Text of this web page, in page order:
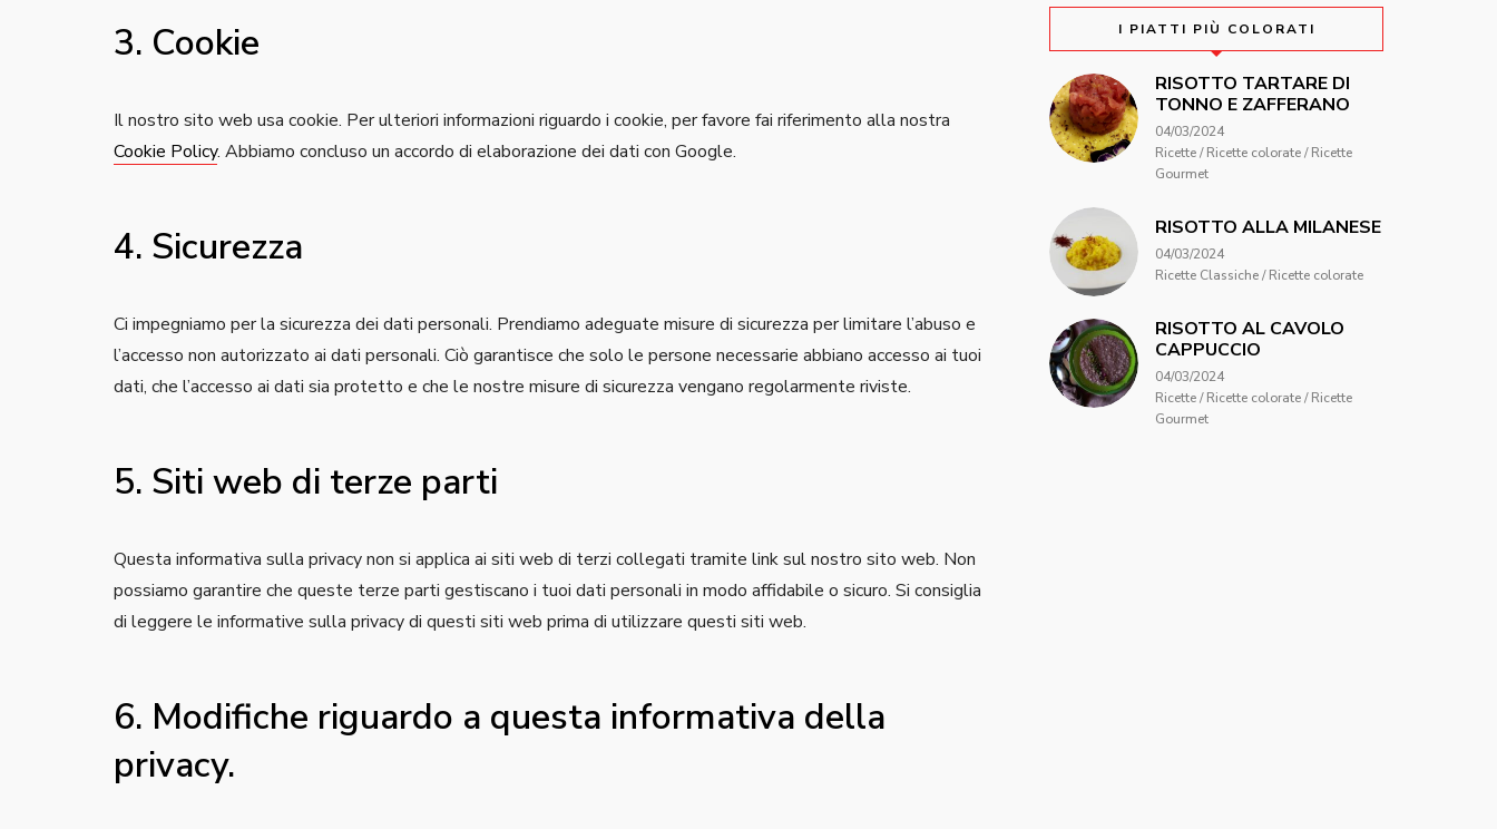
3. Cookie
Il nostro sito web usa cookie. Per ulteriori informazioni riguardo i cookie, per favore fai riferimento alla nostra
Cookie Policy. Abbiamo concluso un accordo di elaborazione dei dati con Google.
4. Sicurezza
Ci impegniamo per la sicurezza dei dati personali. Prendiamo adeguate misure di sicurezza per limitare l’abuso e
l’accesso non autorizzato ai dati personali. Ciò garantisce che solo le persone necessarie abbiano accesso ai tuoi
dati, che l’accesso ai dati sia protetto e che le nostre misure di sicurezza vengano regolarmente riviste.
5. Siti web di terze parti
Questa informativa sulla privacy non si applica ai siti web di terzi collegati tramite link sul nostro sito web. Non
possiamo garantire che queste terze parti gestiscano i tuoi dati personali in modo affidabile o sicuro. Si consiglia
di leggere le informative sulla privacy di questi siti web prima di utilizzare questi siti web.
6. Modifiche riguardo a questa informativa della
privacy.
I PIATTI PIÙ COLORATI
RISOTTO TARTARE DI
TONNO E ZAFFERANO
04/03/2024
Ricette / Ricette colorate / Ricette
Gourmet
RISOTTO ALLA MILANESE
04/03/2024
Ricette Classiche / Ricette colorate
RISOTTO AL CAVOLO
CAPPUCCIO
04/03/2024
Ricette / Ricette colorate / Ricette
Gourmet